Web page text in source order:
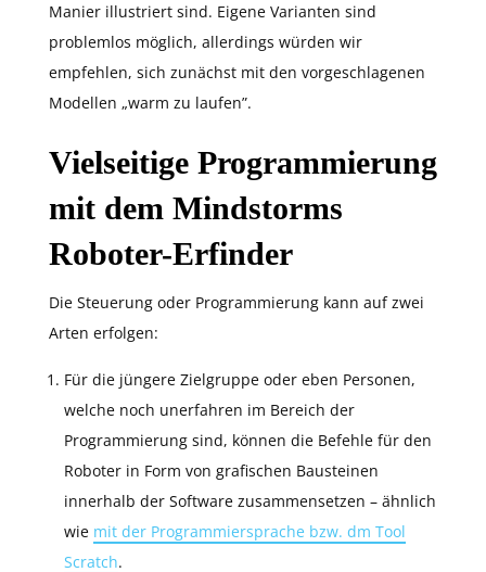
Manier illustriert sind. Eigene Varianten sind
problemlos möglich, allerdings würden wir
empfehlen, sich zunächst mit den vorgeschlagenen
Modellen „warm zu laufen”.
Vielseitige Programmierung
mit dem Mindstorms
Roboter-Erfinder
Die Steuerung oder Programmierung kann auf zwei
Arten erfolgen:
Für die jüngere Zielgruppe oder eben Personen,
welche noch unerfahren im Bereich der
Programmierung sind, können die Befehle für den
Roboter in Form von grafischen Bausteinen
innerhalb der Software zusammensetzen – ähnlich
wie mit der Programmiersprache bzw. dm Tool
Scratch.